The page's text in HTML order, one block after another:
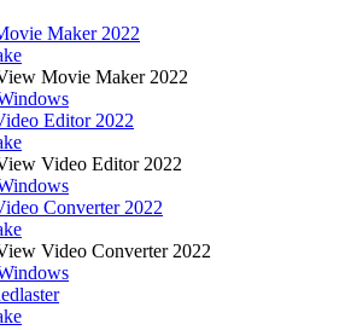
Maker 2022
Movie Maker 2022
Editor 2022
Video Editor 2022
Converter 2022
Video Converter 2022